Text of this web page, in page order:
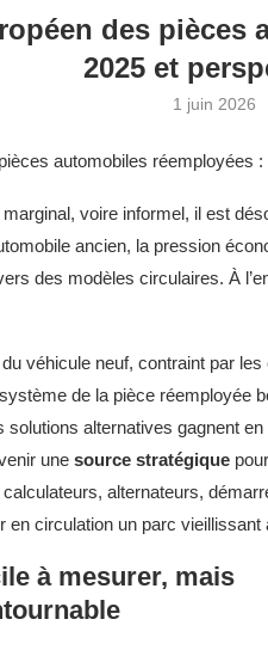
des pièces
2025 et
1 juin 2026
automobiles réemployées
voire informel, il est
ancien, la pression
des modèles circulaires. À
véhicule neuf, contraint par les
de la pièce réemployée
alternatives gagnent
une source stratégique
alternateurs,
en circulation un parc vieillissant
à mesurer, mais